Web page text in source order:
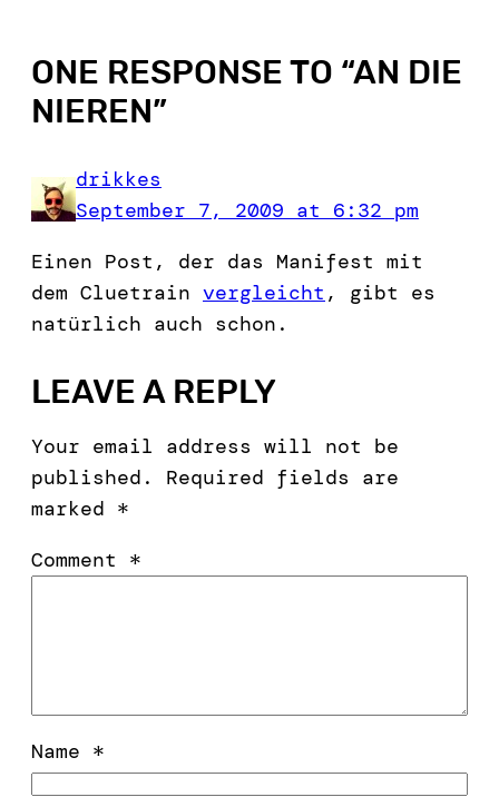
ONE RESPONSE TO “AN DIE
NIEREN”
drikkes
September 7, 2009 at 6:32 pm
Einen Post, der das Manifest mit
dem Cluetrain vergleicht , gibt es
natürlich auch schon.
LEAVE A REPLY
Your email address will not be
published.
Required fields are
marked *
Comment *
Name *